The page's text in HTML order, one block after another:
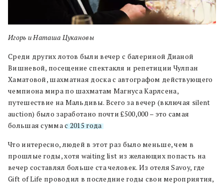
Игорь и Наташа Цукановы
Среди других лотов были вечер с балериной Дианой
Вишневой, посещение спектакля и репетиции Чулпан
Хаматовой, шахматная доска с автографом действующего
чемпиона мира по шахматам Магнуса Карлсена,
путешествие на Мальдивы. Всего за вечер (включая silent
auction) было заработано почти £500,000 – это самая
большая суммас 2015 года.
Что интересно, людей в этот раз было меньше, чем в
прошлые годы, хотя waiting list из желающих попасть на
вечер составлял больше ста человек. Из отеля Savoy, где
Gift of Life проводил в последние годы свои мероприятия,